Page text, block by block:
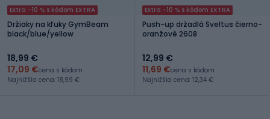
Extra -10 % s kódom EXTRA
Držiaky na kľuky GymBeam
black/blue/yellow
18,99 €
17,09 €cena s kódom
Najnižšia cena: 18,99 €
Extra -10 % s kódom EXTRA
Push-up držadlá Sveltus čierno-
oranžové 2608
12,99 €
11,69 €cena s kódom
Najnižšia cena: 12,34 €